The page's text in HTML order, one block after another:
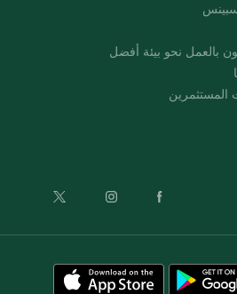
بالعمل نحو بيئة أفضل
المستثمرين